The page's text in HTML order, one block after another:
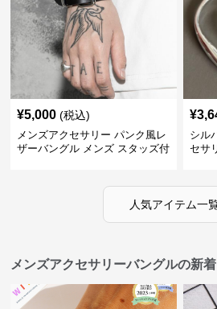
¥5,000 (税込)
メンズアクセサリー パンク風レ
ザーバングル メンズ スタッズ付
¥
シル
セサ
人気アイテム一
メンズアクセサリーバングルの新